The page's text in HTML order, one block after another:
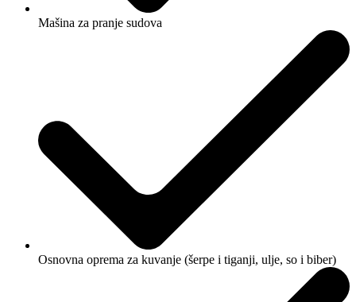
Mašina za pranje sudova
Osnovna oprema za kuvanje (šerpe i tiganji, ulje, so i biber)